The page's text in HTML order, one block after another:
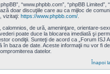
“www.phpbb.com”, “phpBB
doar discuţiile care au ca mijloc de
vizitaţi: https://www.phpbb.com/.
de ură, ameninţare, orientare-
poate duce la blocarea imediată şi
condiţii. Sunteţi de acord ca „Forum
baza de date. Aceste informaţii nu vor fi
datelor.
Înapoi